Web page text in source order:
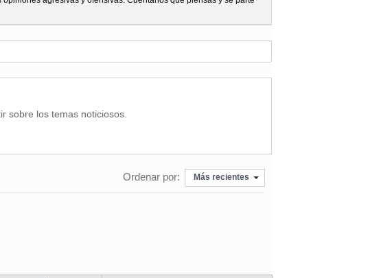
sobre los temas noticiosos.
Ordenar por: Más recientes